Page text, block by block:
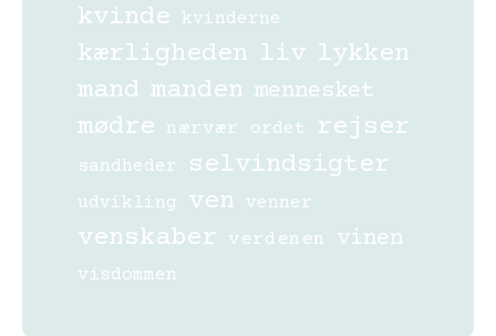
kvinde kvinderne
kærligheden liv lykken
mand manden mennesket
mødre nærvær ordet rejser
sandheder selvindsigter
udvikling ven venner
venskaber verdenen vinen
visdommen